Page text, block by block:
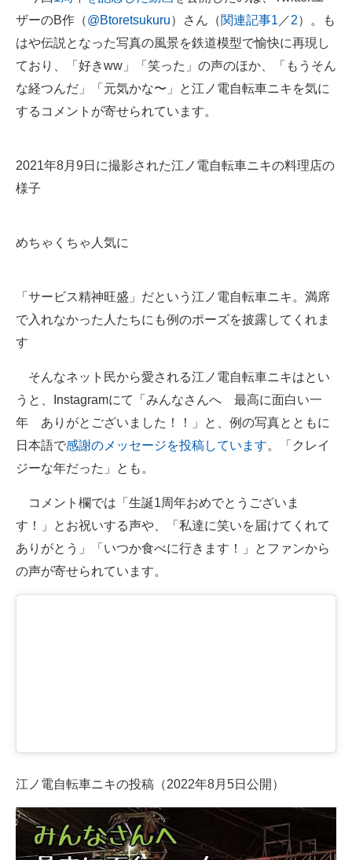
ザーのB作（@Btoretsukuru）さん（関連記事1 ／2）。も
はや伝説となった写真の風景を鉄道模型で愉快に再現し
ており、「好きww」「笑った」の声のほか、「もうそん
な経つんだ」「元気かな〜」と江ノ電自転車ニキを気に
するコメントが寄せられています。
2021年8月9日に撮影された江ノ電自転車ニキの料理店の
様子
めちゃくちゃ人気に
「サービス精神旺盛」だという江ノ電自転車ニキ。満席
で入れなかった人たちにも例のポーズを披露してくれま
す
そんなネット民から愛される江ノ電自転車ニキはとい
うと、Instagramにて「みんなさんへ 最高に面白い一
年 ありがとございました！！」と、例の写真とともに
日本語で感謝のメッセージを投稿しています。「クレイ
ジーな年だった」とも。
コメント欄では「生誕1周年おめでとうございま
す！」とお祝いする声や、「私達に笑いを届けてくれて
ありがとう」「いつか食べに行きます！」とファンから
の声が寄せられています。
江ノ電自転車ニキの投稿（2022年8月5日公開）